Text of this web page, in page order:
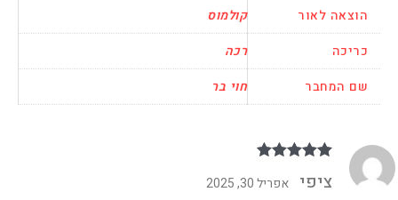
לאור
המחבר
דורג 5ציפי אפריל 30, 2025